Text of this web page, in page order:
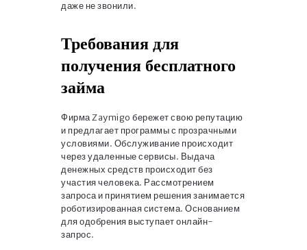
даже не звонили.
Требования для
получения бесплатного
займа
Фирма Zaymigo бережет свою репутацию
и предлагает программы с прозрачными
условиями. Обслуживание происходит
через удаленные сервисы. Выдача
денежных средств происходит без
участия человека. Рассмотрением
запроса и принятием решения занимается
роботизированная система. Основанием
для одобрения выступает онлайн-
запрос.